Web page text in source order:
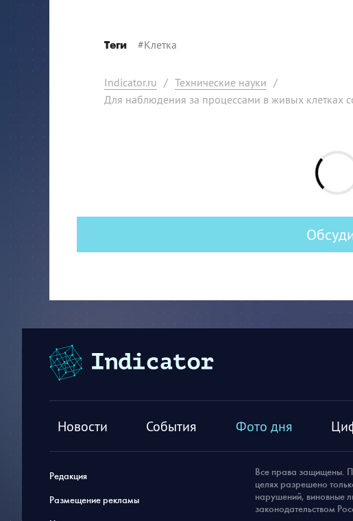
Теги #Клетка
Indicator.ru / Технические науки /
Для наблюдения за процессами в живых клетках
Новости События Фото дня
Редакция
Размещение рекламы
Все права защищены.
целях разрешено
нарушений, виновные
законодательством